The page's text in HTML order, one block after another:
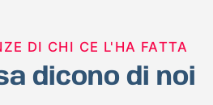
DI CHI CE L'HA FATTA
dicono di noi